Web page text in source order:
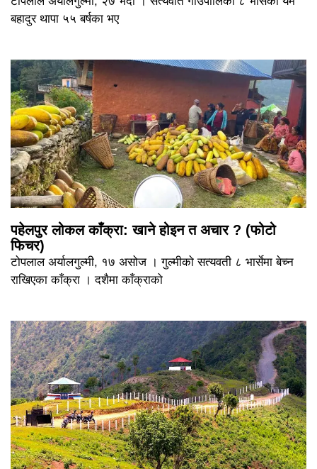
बहादुर थापा ५५ बर्षका भए
पहेलपुर लोकल काँक्रा: खाने होइन त अचार ? (फोटो
फिचर)
टोपलाल अर्यालगुल्मी, १७ असोज । गुल्मीको सत्यवती ८ भार्सेमा बेच्न
राखिएका काँक्रा । दशैमा काँक्राको